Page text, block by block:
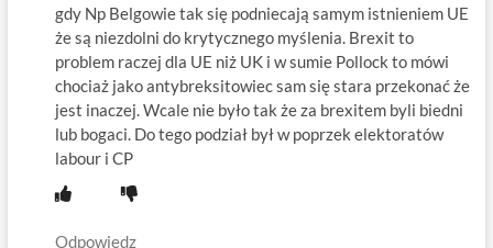
gdy Np Belgowie tak się podniecają samym istnieniem UE
że są niezdolni do krytycznego myślenia. Brexit to
problem raczej dla UE niż UK i w sumie Pollock to mówi
chociaż jako antybreksitowiec sam się stara przekonać że
jest inaczej. Wcale nie było tak że za brexitem byli biedni
lub bogaci. Do tego podział był w poprzek elektoratów
labour i CP
Odpowiedz